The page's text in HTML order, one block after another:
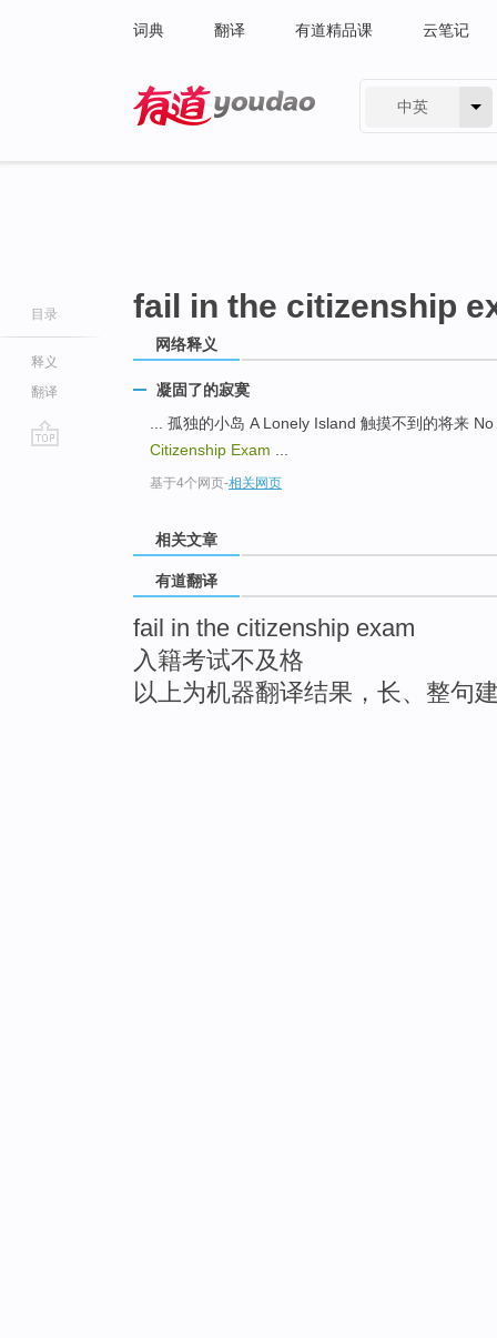
词典 翻译 有道精品课 云笔记
中英
目录
释义
翻译
fail in the citizenship
网络释义
凝固了的寂寞
... 孤独的小岛 A Lonely Island 触摸不到的将来
Citizenship Exam
基于4个网页-相关网页
相关文章
有道翻译
fail in the citizenship exam
入籍考试不及格
以上为机器翻译结果，长、整句